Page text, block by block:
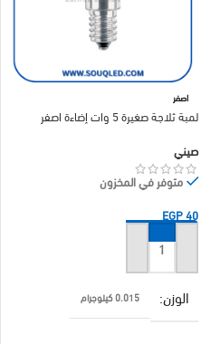
اصفر
لمبة ثلاجة صغيرة 5 وات إضاءة اصفر
صيني
متوفر في المخزون
EGP40
إضافة إلى السلة
الوزن 0.015 كيلوجرام